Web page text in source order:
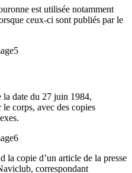
est utilisée notamment
ceux-ci sont publiés par le
date du 27 juin 1984,
corps, avec des copies
la copie d’un article de la presse
correspondant